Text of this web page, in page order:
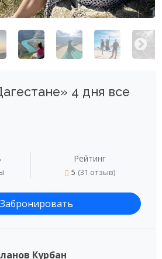
4 дня все
Рейтинг
5 (31 отзыв)
Забронировать
Курбан